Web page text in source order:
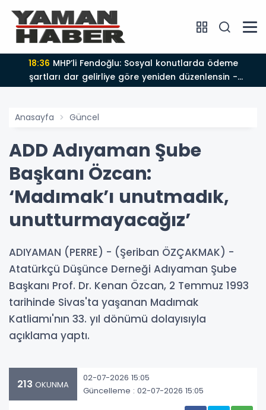
18:36
şartları dar gelirliye göre yeniden düzenlensin -
Videolu Haber
Anasayfa Güncel
ADD Adıyaman Şube
Başkanı Özcan:
‘Madımak’ı unutmadık,
unutturmayacağız’
ADIYAMAN (PERRE) - (Şeriban ÖZÇAKMAK) -
Atatürkçü Düşünce Derneği Adıyaman Şube
Başkanı Prof. Dr. Kenan Özcan, 2 Temmuz 1993
tarihinde Sivas'ta yaşanan Madımak
Katliamı'nın 33. yıl dönümü dolayısıyla
açıklama yaptı.
213 OKUNMA
02-07-2026 15:05
Güncelleme : 02-07-2026 15:05